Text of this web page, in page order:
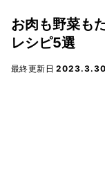
お肉も野菜も
レシピ5選
最終更新日2023.3.30